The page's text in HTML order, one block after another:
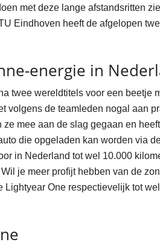
met deze lange afstandsritten
Eindhoven heeft de afgelopen
energie in
twee wereldtitels voor een beetje
volgens de teamleden nogal aan
mee aan de slag gegaan en
die opgeladen kan worden via
in Nederland tot wel 10.000
je meer profijt hebben van de
One respectievelijk tot